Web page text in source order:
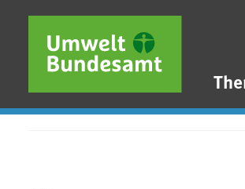
Direkt zum Inhalt
Direkt zum Hauptmenü
Direkt zur Fußzeile